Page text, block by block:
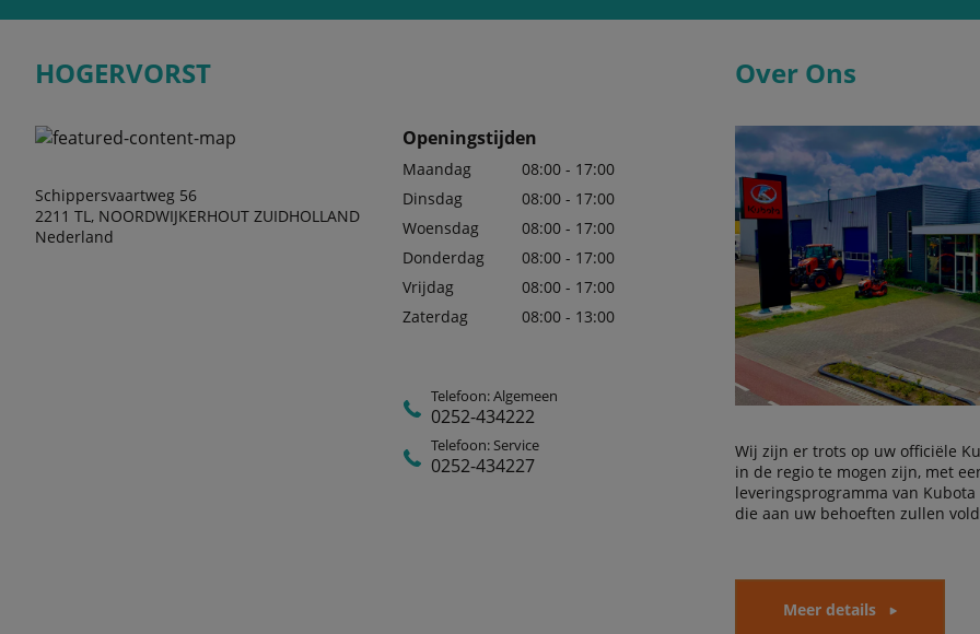
HOGERVORST
Schippersvaartweg 56
2211 TL, NOORDWIJKERHOUT ZUIDHOLLAND
Nederland
Openingstijden
Maandag
08:00 - 17:00
Dinsdag
08:00 - 17:00
Woensdag
08:00 - 17:00
Donderdag
08:00 - 17:00
Vrijdag
08:00 - 17:00
Zaterdag
08:00 - 13:00
Telefoon: Algemeen
0252-434222
Telefoon: Service
0252-434227
Over Ons
Wij zijn er trots op uw officiële
in de regio te mogen zijn, met
leveringsprogramma van
die aan uw behoeften zullen
Meer details